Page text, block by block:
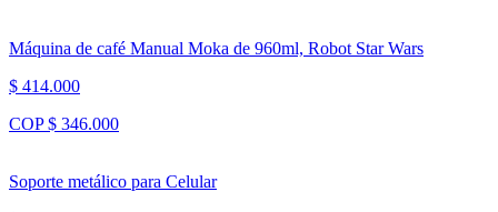
Máquina de café Manual Moka de 960ml, Robot Star Wars
$ 414.000
COP $ 346.000
Soporte metálico para Celular